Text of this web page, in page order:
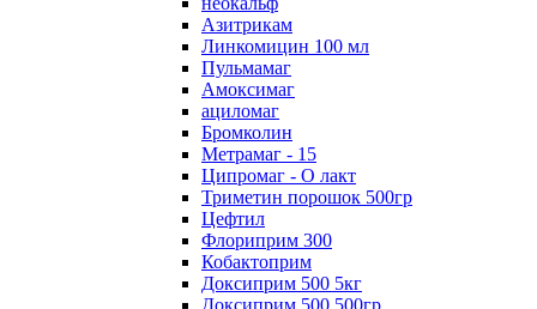
Азитрикам
Линкомицин 100 мл
Пульмамаг
Амоксимаг
ациломаг
Бромколин
Метрамаг - 15
Ципромаг - О лакт
Триметин порошок 500гр
Цефтил
Флориприм 300
Кобактоприм
Доксиприм 500 5кг
Доксиприм 500 500гр